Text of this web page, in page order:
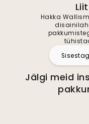
Hakka
Jälgi meid